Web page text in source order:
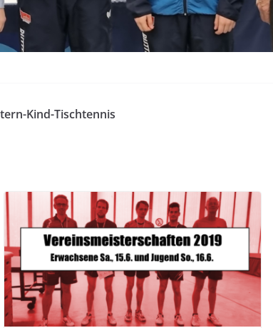
Kind-Tischtennis